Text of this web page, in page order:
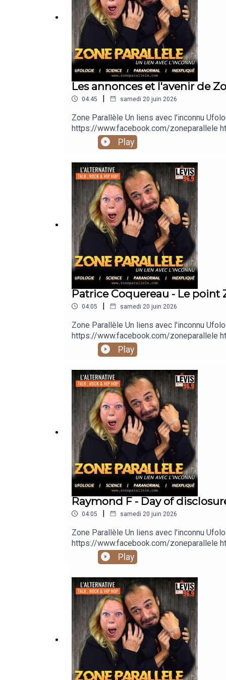
Les annonces et l'avenir de
04:45 | samedi 20 juin 2026
Zone Parallèle Un liens avec l'inconnu
https://www.facebook.com/zoneparallele
https://www.youtube.com/@zoneparallele
Play
Patrice Coquereau - Le point
04:05 | samedi 20 juin 2026
Zone Parallèle Un liens avec l'inconnu
https://www.facebook.com/zoneparallele
https://www.youtube.com/@zoneparallele
Play
Raymond F - Day of
04:05 | samedi 20 juin 2026
Zone Parallèle Un liens avec l'inconnu
https://www.facebook.com/zoneparallele
https://www.youtube.com/@zoneparallele
Play